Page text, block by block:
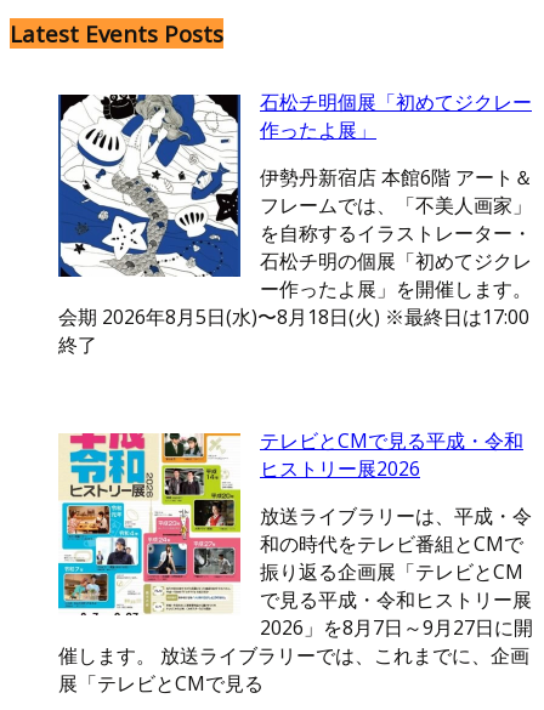
Latest Events Posts
石松チ明個展「初めてジクレー
作ったよ展」
伊勢丹新宿店 本館6階 アート＆
フレームでは、「不美人画家」
を自称するイラストレーター・
石松チ明の個展「初めてジクレ
ー作ったよ展」を開催します。
会期 2026年8月5日(水)〜8月18日(火) ※最終日は17:00
終了
テレビとCMで見る平成・令和
ヒストリー展2026
放送ライブラリーは、平成・令
和の時代をテレビ番組とCMで
振り返る企画展「テレビとCM
で見る平成・令和ヒストリー展
2026」を8月7日～9月27日に開
催します。 放送ライブラリーでは、これまでに、企画
展「テレビとCMで見る